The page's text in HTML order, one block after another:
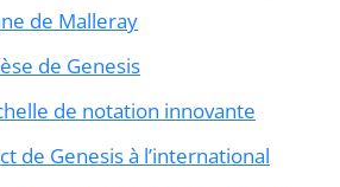
de Malleray
de Genesis
de notation innovante
de Genesis à l’international